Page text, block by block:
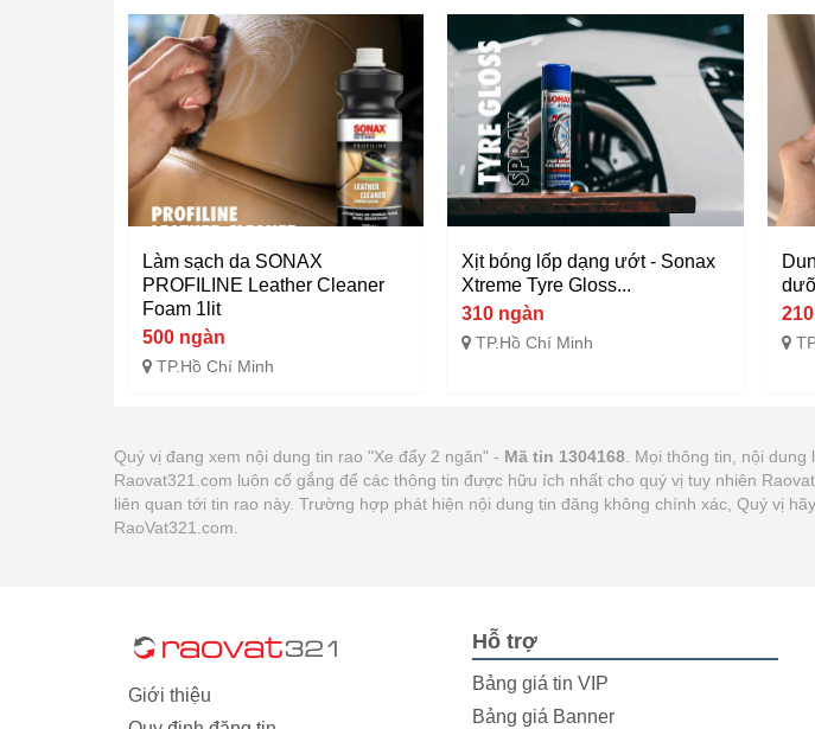
Làm sạch da SONAX
PROFILINE Leather Cleaner
Foam 1lit
500 ngàn
TP.Hồ Chí Minh
Xịt bóng lốp dạng ướt - Sonax
Xtreme Tyre Gloss...
310 ngàn
TP.Hồ Chí Minh
Quý vị đang xem nội dung tin rao "Xe đẩy 2 ngăn" - Mã tin 1304168 . Mọi thông tin, nội
Raovat321.com luôn cố gắng để các thông tin được hữu ích nhất cho quý vị tuy nhiên
liên quan tới tin rao này. Trường hợp phát hiện nội dung tin đăng không chính xác, Quý vị
RaoVat321.com.
Giới thiệu
Hỗ trợ
Bảng giá tin VIP
Bảng giá Banner